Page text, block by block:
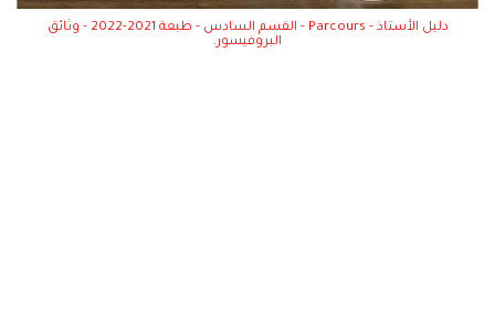
دليل الأستاذ - Parcours - القسم السادس - طبعة 2021-2022 - وثائق
البروفيسور.